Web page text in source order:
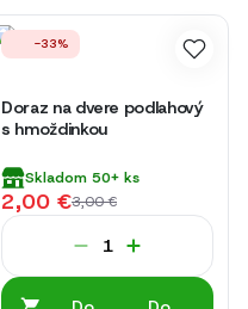
-33%
Doraz na dvere podlahový
s hmoždinkou
Skladom 50+ ks
2,00 €3,00 €